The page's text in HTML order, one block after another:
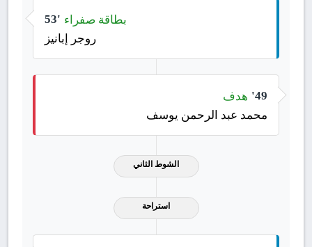
53' بطاقة صفراء
روجر إبانيز
49' هدف
محمد عبد الرحمن يوسف
الشوط الثاني
استراحة